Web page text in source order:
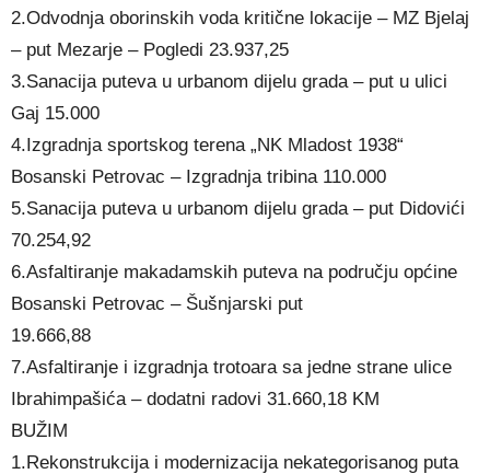
2.Odvodnja oborinskih voda kritične lokacije – MZ Bjelaj
– put Mezarje – Pogledi 23.937,25
3.Sanacija puteva u urbanom dijelu grada – put u ulici
Gaj 15.000
4.Izgradnja sportskog terena „NK Mladost 1938“
Bosanski Petrovac – Izgradnja tribina 110.000
5.Sanacija puteva u urbanom dijelu grada – put Didovići
70.254,92
6.Asfaltiranje makadamskih puteva na području općine
Bosanski Petrovac – Šušnjarski put
19.666,88
7.Asfaltiranje i izgradnja trotoara sa jedne strane ulice
Ibrahimpašića – dodatni radovi 31.660,18 KM
BUŽIM
1.Rekonstrukcija i modernizacija nekategorisanog puta